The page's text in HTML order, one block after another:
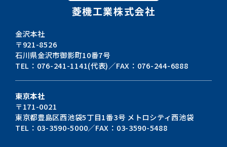
菱機工業株式会社
金沢本社
〒921-8526
石川県金沢市御影町10番7号
TEL：076-241-1141(代表)／FAX：076-244-6888
東京本社
〒171-0021
東京都豊島区西池袋5丁目1番3号 メトロシティ西池袋
TEL：03-3590-5000／FAX：03-3590-5488